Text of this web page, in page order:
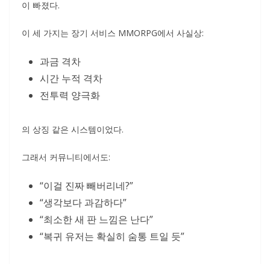
이 빠졌다.
이 세 가지는 장기 서비스 MMORPG에서 사실상:
과금 격차
시간 누적 격차
전투력 양극화
의 상징 같은 시스템이었다.
그래서 커뮤니티에서도:
“이걸 진짜 빼버리네?”
“생각보다 과감하다”
“최소한 새 판 느낌은 난다”
“복귀 유저는 확실히 숨통 트일 듯”